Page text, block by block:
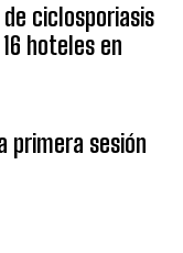
ciclosporiasis
hoteles en
primera sesión